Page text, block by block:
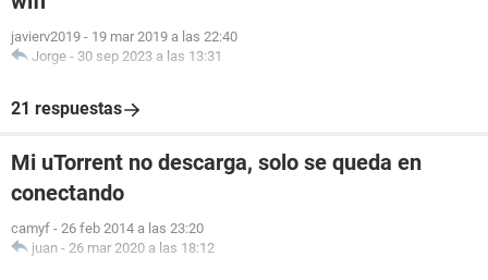
javierv2019 - 19 mar 2019 a las 22:40
Jorge - 30 sep 2023 a las 13:31
21 respuestas
Mi uTorrent no descarga, solo se queda en
conectando
camyf - 26 feb 2014 a las 23:20
juan - 26 mar 2020 a las 18:12